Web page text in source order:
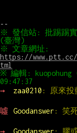
※ 發信站: 批踢踢
https://www.ptt.cc/
tml
※ 編輯: kuopohung
→
zaa0210 : 原來投
噓 Goodanswer : 笑
→ Goodanswer : 膠